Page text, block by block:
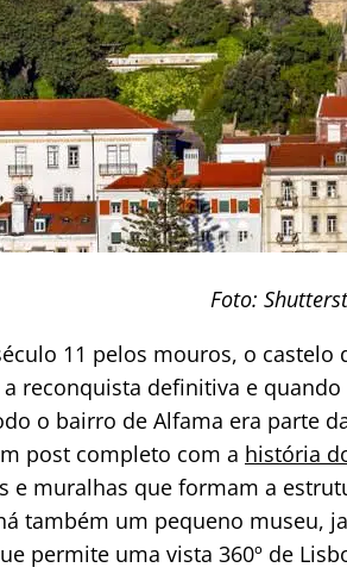
Foto:
11 pelos mouros, o castelo
a reconquista definitiva e
o bairro de Alfama era parte
post completo com a história
e muralhas que formam a
também um pequeno museu,
permite uma vista 360º de